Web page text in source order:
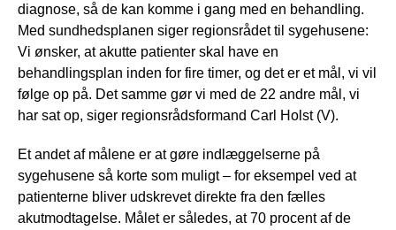
diagnose, så de kan komme i gang med en behandling.
Med sundhedsplanen siger regionsrådet til sygehusene:
Vi ønsker, at akutte patienter skal have en
behandlingsplan inden for fire timer, og det er et mål, vi vil
følge op på. Det samme gør vi med de 22 andre mål, vi
har sat op, siger regionsrådsformand Carl Holst (V).
Et andet af målene er at gøre indlæggelserne på
sygehusene så korte som muligt – for eksempel ved at
patienterne bliver udskrevet direkte fra den fælles
akutmodtagelse. Målet er således, at 70 procent af de